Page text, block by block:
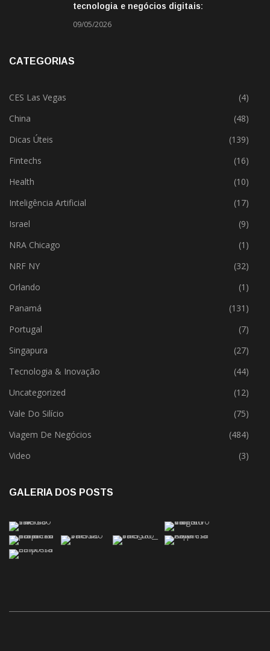
tecnologia e negócios digitais:
09/05/2026
CATEGORIAS
CES Las Vegas
(4)
China
(48)
Dicas Úteis
(139)
Fintechs
(16)
Health
(10)
Inteligência Artificial
(17)
Israel
(9)
NRA Chicago
(1)
NRF NY
(32)
Orlando
(1)
Panamá
(131)
Portugal
(7)
Singapura
(27)
Tecnologia & Inovação
(44)
Uncategorized
(12)
Vale Do Silício
(75)
Viagem De Negócios
(484)
Video
(3)
GALERIA DOS POSTS